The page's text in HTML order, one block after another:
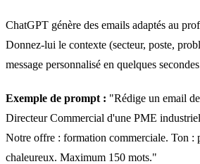
ChatGPT génère des emails adaptés au
Donnez-lui le contexte (secteur, poste,
message personnalisé en quelques
Exemple de prompt : "Rédige un email
Directeur Commercial d'une PME
Notre offre : formation commerciale. Ton :
chaleureux. Maximum 150 mots."